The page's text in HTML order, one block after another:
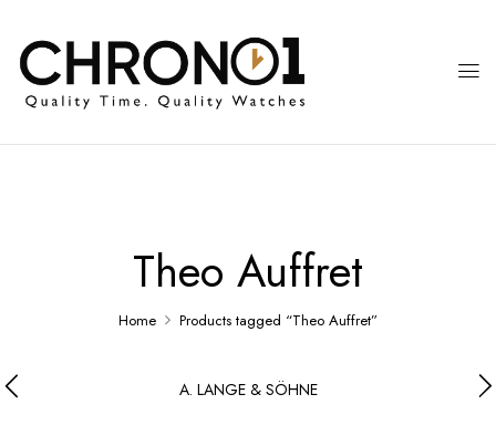
Theo Auffret
Home Products tagged “Theo Auffret”
A. LANGE & SÖHNE